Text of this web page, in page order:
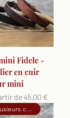
Fidele -
en cuir
mini
de 45,00 €
promotionnel
Plusieurs couleurs dispo